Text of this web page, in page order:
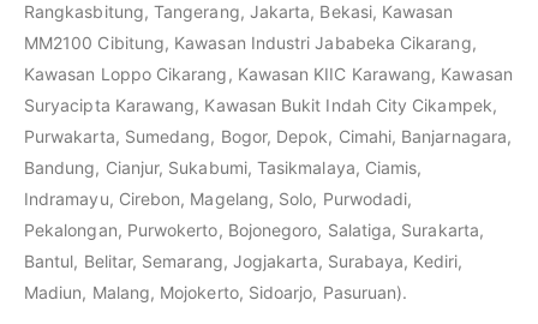
Rangkasbitung, Tangerang, Jakarta, Bekasi, Kawasan
MM2100 Cibitung, Kawasan Industri Jababeka Cikarang,
Kawasan Loppo Cikarang, Kawasan KIIC Karawang, Kawasan
Suryacipta Karawang, Kawasan Bukit Indah City Cikampek,
Purwakarta, Sumedang, Bogor, Depok, Cimahi, Banjarnagara,
Bandung, Cianjur, Sukabumi, Tasikmalaya, Ciamis,
Indramayu, Cirebon, Magelang, Solo, Purwodadi,
Pekalongan, Purwokerto, Bojonegoro, Salatiga, Surakarta,
Bantul, Belitar, Semarang, Jogjakarta, Surabaya, Kediri,
Madiun, Malang, Mojokerto, Sidoarjo, Pasuruan).